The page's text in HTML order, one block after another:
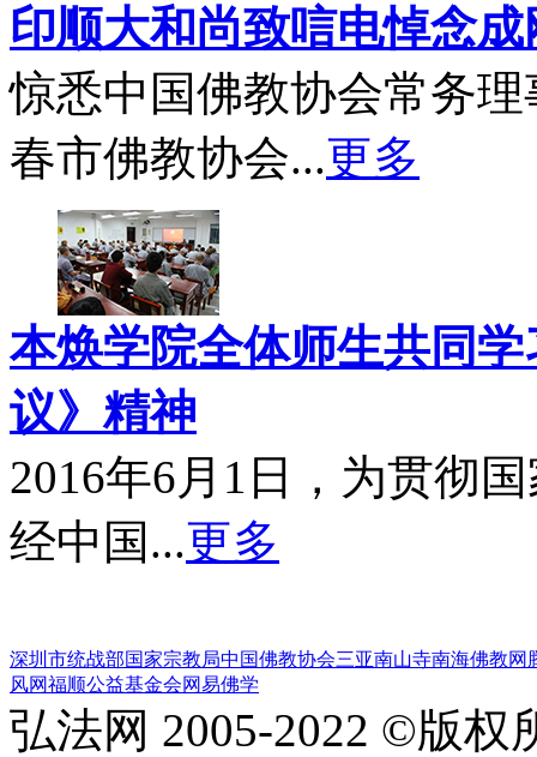
印顺大和尚致唁电悼念成
惊悉中国佛教协会常务
春市佛教协会...更多
本焕学院全体师生共同
议》精神
2016年6月1日，为贯彻
经中国...更多
深圳市统战部国家宗教局中国佛教协会三亚南山寺南海佛教网
风网福顺公益基金会网易佛学
弘法网 2005-2022 ©版权